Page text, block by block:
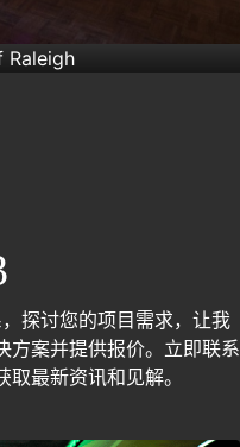
Raleigh
探讨您的项目需求，让我
方案并提供报价。立即联系
最新资讯和见解。